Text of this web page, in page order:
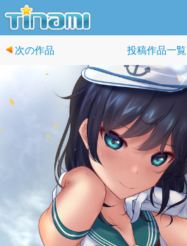
次の作品 投稿作品一覧